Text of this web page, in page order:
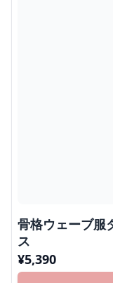
骨格ウェーブ服
ス
¥5,390